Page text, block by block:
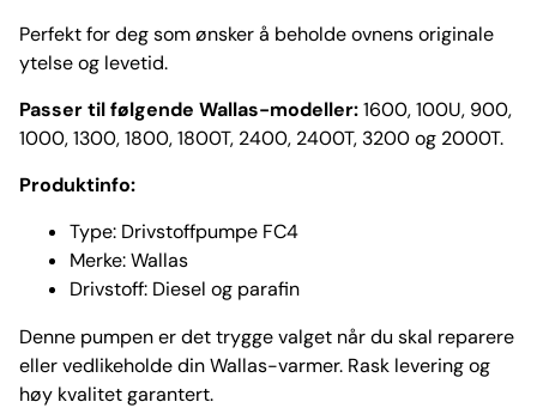
Perfekt for deg som ønsker å beholde ovnens originale
ytelse og levetid.
Passer til følgende Wallas-modeller:1600, 100U, 900,
1000, 1300, 1800, 1800T, 2400, 2400T, 3200 og 2000T.
Produktinfo:
Type: Drivstoffpumpe FC4
Merke: Wallas
Drivstoff: Diesel og parafin
Denne pumpen er det trygge valget når du skal reparere
eller vedlikeholde din Wallas-varmer. Rask levering og
høy kvalitet garantert.